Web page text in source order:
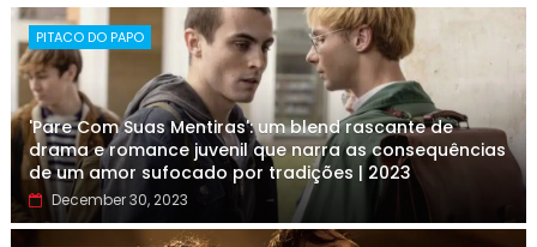
PITACO DO PAPO
'Pare Com Suas Mentiras': um blend rascante de
drama e romance juvenil que narra as consequências
de um amor sufocado por tradições | 2023
December 30, 2023